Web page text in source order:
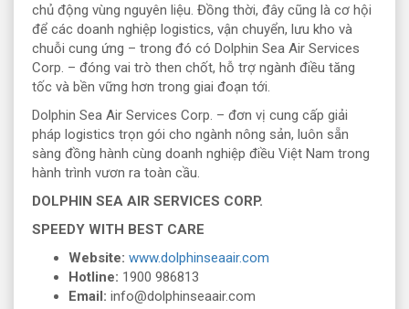
chủ động vùng nguyên liệu. Đồng thời, đây cũng là cơ hội
để các doanh nghiệp logistics, vận chuyển, lưu kho và
chuỗi cung ứng – trong đó có Dolphin Sea Air Services
Corp. – đóng vai trò then chốt, hỗ trợ ngành điều tăng
tốc và bền vững hơn trong giai đoạn tới.
Dolphin Sea Air Services Corp. – đơn vị cung cấp giải
pháp logistics trọn gói cho ngành nông sản, luôn sẵn
sàng đồng hành cùng doanh nghiệp điều Việt Nam trong
hành trình vươn ra toàn cầu.
DOLPHIN SEA AIR SERVICES CORP.
SPEEDY WITH BEST CARE
Website: www.dolphinseaair.com
Hotline: 1900 986813
Email: info@dolphinseaair.com